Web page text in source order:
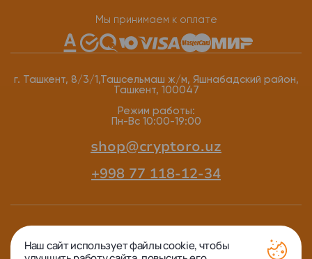
Мы принимаем к оплате
г. Ташкент, 8/3/1,Ташсельмаш ж/м, Яшнабадский район,
Ташкент, 100047
Режим работы:
Пн-Вс 10:00-19:00
shop@cryptoro.uz
+998 77 118-12-34
Наш сайт использует файлы cookie, чтобы